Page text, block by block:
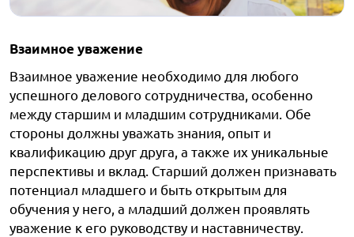
Взаимное уважение
Взаимное уважение необходимо для любого
успешного делового сотрудничества, особенно
между старшим и младшим сотрудниками. Обе
стороны должны уважать знания, опыт и
квалификацию друг друга, а также их уникальные
перспективы и вклад. Старший должен признавать
потенциал младшего и быть открытым для
обучения у него, а младший должен проявлять
уважение к его руководству и наставничеству.